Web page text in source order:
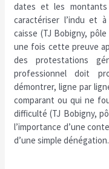
dates et les
caractériser l’indu et
caisse (TJ Bobigny, pôle
une fois cette preuve
des protestations
professionnel doit
démontrer, ligne par
comparant ou qui ne
difficulté (TJ Bobigny,
l’importance d’une
d’une simple dénégation.